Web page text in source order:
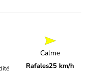
Calme
Rafales25 km/h